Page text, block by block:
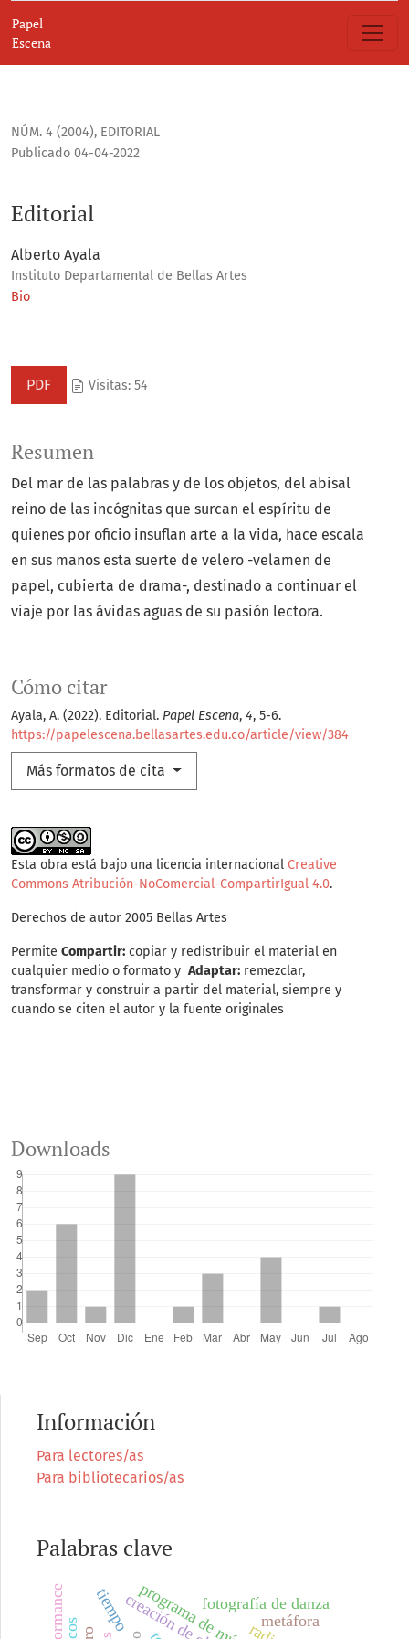
Papel
Escena
NÚM. 4 (2004), EDITORIAL
Editorial
Publicado 04-04-2022
Alberto Ayala
Instituto Departamental de Bellas Artes
Bio
PDF Visitas: 54
Cómo citar
Ayala, A. (2022). Editorial. Papel Escena, 4, 5-6.
https://papelescena.bellasartes.edu.co/article/view/384
Más formatos de cita
Resumen
Del mar de las palabras y de los objetos, del abisal
reino de las incógnitas que surcan el espíritu de
quienes por oficio insuflan arte a la vida, hace escala
en sus manos esta suerte de velero -velamen de
papel, cubierta de drama-, destinado a continuar el
viaje por las ávidas aguas de su pasión lectora.
Esta obra está bajo una licencia internacional Creative
Commons Atribución-NoComercial-CompartirIgual 4.0.
Derechos de autor 2005 Bellas Artes
Permite Compartir: copiar y redistribuir el material en
cualquier medio o formato y Adaptar: remezclar,
transformar y construir a partir del material, siempre y
cuando se citen el autor y la fuente originales
Downloads
Información
Para lectores/as
Para bibliotecarios/as
Palabras clave
fotografía de danza
tiempo metáfora